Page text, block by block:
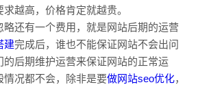
越高，价格肯定就越贵。
还有一个费用，就是网站后期的运营
建完成后，谁也不能保证网站不会出问
后期维护运营来保证网站的正常运
况都不会，除非是要做网站seo优化，